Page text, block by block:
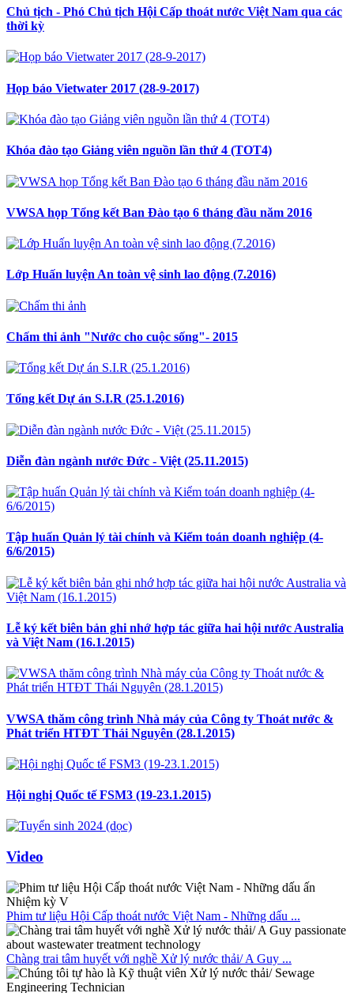
Chủ tịch - Phó Chủ tịch Hội Cấp thoát nước Việt Nam qua các
thời kỳ
Họp báo Vietwater 2017 (28-9-2017)
Khóa đào tạo Giảng viên nguồn lần thứ 4 (TOT4)
VWSA họp Tổng kết Ban Đào tạo 6 tháng đầu năm 2016
Lớp Huấn luyện An toàn vệ sinh lao động (7.2016)
Chấm thi ảnh "Nước cho cuộc sống"- 2015
Tổng kết Dự án S.I.R (25.1.2016)
Diễn đàn ngành nước Đức - Việt (25.11.2015)
Tập huấn Quản lý tài chính và Kiểm toán doanh nghiệp (4-
6/6/2015)
Lễ ký kết biên bản ghi nhớ hợp tác giữa hai hội nước Australia
và Việt Nam (16.1.2015)
VWSA thăm công trình Nhà máy của Công ty Thoát nước &
Phát triển HTĐT Thái Nguyên (28.1.2015)
Hội nghị Quốc tế FSM3 (19-23.1.2015)
Video
Phim tư liệu Hội Cấp thoát nước Việt Nam - Những dấu ...
Chàng trai tâm huyết với nghề Xử lý nước thải/ A Guy ...